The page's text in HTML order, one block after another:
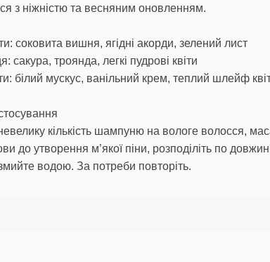
з ніжністю та весняним оновленням.
соковита вишня, ягідні акорди, зелений лист
сакура, троянда, легкі пудрові квіти
білий мускус, ванільний крем, теплий шлейф
кількість шампуню на вологе волосся,
до утворення м’якої піни, розподіліть по
водою. За потреби повторіть.